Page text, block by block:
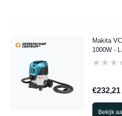
Makita
1000W -
€232,21
Bekijk